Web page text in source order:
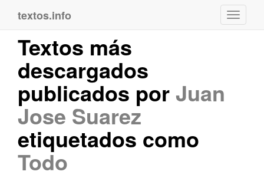
textos.info
Textos más
descargados
publicados por Juan
Jose Suarez
etiquetados como
Todo